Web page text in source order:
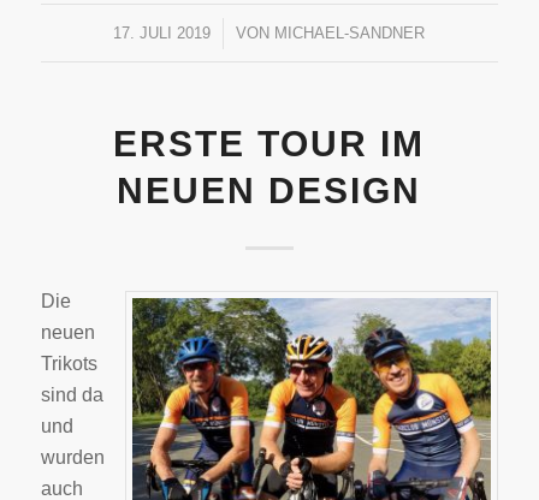
17. JULI 2019
/ VON MICHAEL-SANDNER
ERSTE TOUR IM
NEUEN DESIGN
Die
neuen
Trikots
sind da
und
wurden
auch